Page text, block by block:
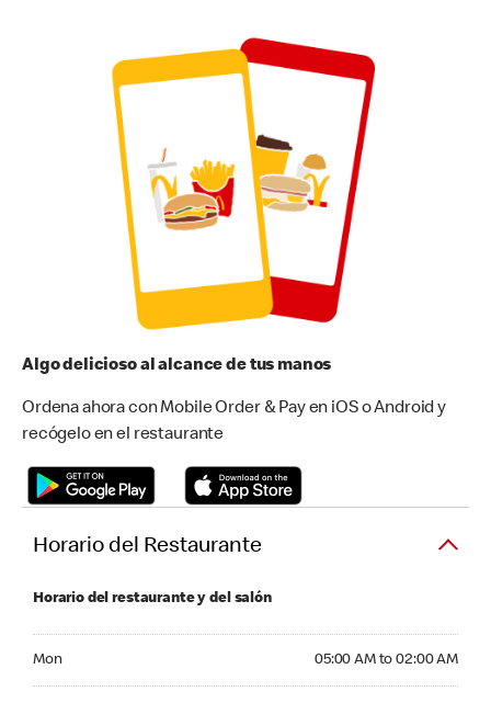
Algo delicioso al alcance de tus manos
Ordena ahora con Mobile Order & Pay en iOS o Android y
recógelo en el restaurante
Horario del Restaurante
Horario del restaurante y del salón
Mon 05:00 AM to 02:00 AM